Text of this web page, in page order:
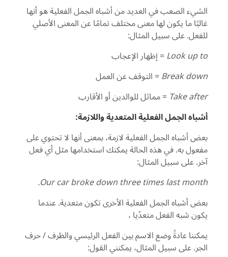
الشيء الصعب في العديد من أشباه الجمل الفعلية هو أنها
غالبًا ما يكون لها معنى مختلف تمامًا عن المعنى الأصلي
للفعل. على سبيل المثال:
Look up to= إظهار الإعجاب
Break down= التوقف عن العمل
Take after= مماثل للوالدين أو الأقارب
أشباه الجمل الفعلية المتعدية واللازمة:
بعض أشباه الجمل الفعلية لازمة، بمعنى أنها لا تحتوي على
مفعول به. في هذه الحالة يمكنك استخدامها مثل أي فعل
آخر. على سبيل المثال:
Our car broke down three times last month.
بعض أشباه الجمل الفعلية الأخرى تكون متعدية. عندما
يكون شبه الفعل متعدًيا ،
يمكننا عادةً وضع الاسم بين الفعل الرئيسي والظرف / حرف
الجر. على سبيل المثال، يمكنني القول: